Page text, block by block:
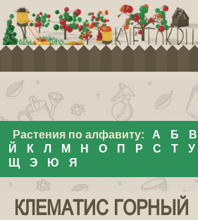
Растения по алфавиту: А Б В
Й
К Л М Н О П Р С Т У
Щ
Э Ю Я
КЛЕМАТИС ГОРНЫЙ